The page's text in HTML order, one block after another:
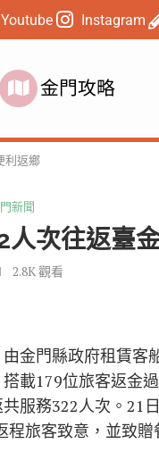
Youtube Instagram
金門攻略
利返鄉
新聞
次往返臺
2.8K觀看
金門縣政府租賃客
載179位旅客返金
服務322人次。21
旅客致意，並致